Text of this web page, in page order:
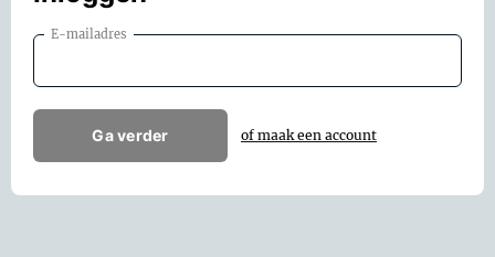
E-mailadres
Ga verder of maak een account